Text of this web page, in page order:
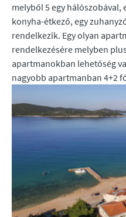
melyből 5 egy
konyha-étkező, egy
rendelkezik. Egy olyan
rendelkezésére melyben
apartmanokban lehetőség
nagyobb apartmanban 4+2